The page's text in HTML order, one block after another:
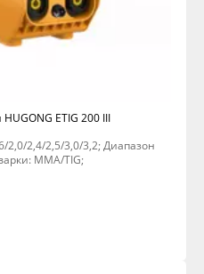
ETIG 200 III
2,0/2,4/2,5/3,0/3,2; Диапазон
MMA/TIG;